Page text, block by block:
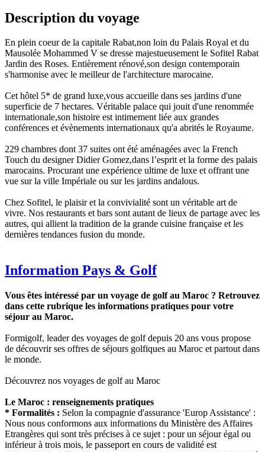
Description du voyage
En plein coeur de la capitale Rabat,non loin du Palais Royal et du
Mausolée Mohammed V se dresse majestueusement le Sofitel Rabat
Jardin des Roses. Entièrement rénové,son design contemporain
s'harmonise avec le meilleur de l'architecture marocaine.
Cet hôtel 5* de grand luxe,vous accueille dans ses jardins d'une
superficie de 7 hectares. Véritable palace qui jouit d'une renommée
internationale,son histoire est intimement liée aux grandes
conférences et évènements internationaux qu'a abrités le Royaume.
229 chambres dont 37 suites ont été aménagées avec la French
Touch du designer Didier Gomez,dans l’esprit et la forme des palais
marocains. Procurant une expérience ultime de luxe et offrant une
vue sur la ville Impériale ou sur les jardins andalous.
Chez Sofitel, le plaisir et la convivialité sont un véritable art de
vivre. Nos restaurants et bars sont autant de lieux de partage avec les
autres, qui allient la tradition de la grande cuisine française et les
dernières tendances fusion du monde.
Information Pays & Golf
Vous êtes intéressé par un voyage de golf au Maroc ? Retrouvez
dans cette rubrique les informations pratiques pour votre
séjour au Maroc.
Formigolf, leader des voyages de golf depuis 20 ans vous propose
de découvrir ses offres de séjours golfiques au Maroc et partout dans
le monde.
Découvrez nos voyages de golf au Maroc
Le Maroc : renseignements pratiques
* Formalités : Selon la compagnie d'assurance 'Europ Assistance' :
Nous nous conformons aux informations du Ministère des Affaires
Etrangères qui sont très précises à ce sujet : pour un séjour égal ou
inférieur à trois mois, le passeport en cours de validité est